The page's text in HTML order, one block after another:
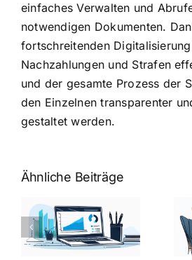
einfaches Verwalten und
notwendigen Dokumenten.
fortschreitenden
Nachzahlungen und Strafen
und der gesamte Prozess der
den Einzelnen transparenter
gestaltet werden.
Ähnliche Beiträge
Fragen zum
Geschicktes
Ansprechen
der